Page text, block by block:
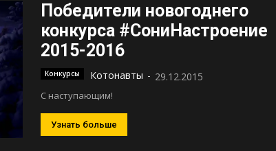
Победители новогоднего
конкурса #СониНастроение
2015-2016
Конкурсы Котонавты - 29.12.2015
С наступающим!
Узнать больше